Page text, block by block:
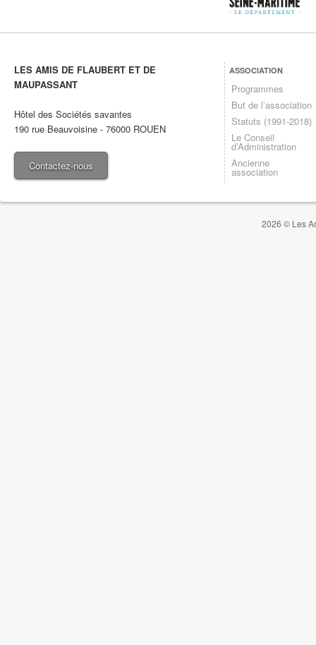
LES AMIS DE FLAUBERT ET DE
MAUPASSANT
Hôtel des Sociétés savantes
190 rue Beauvoisine - 76000 ROUEN
Contactez-nous
ASSOCIATION
Programmes
But de l’association
Statuts (1991-2018)
Le Conseil
d’Administration
Ancienne
association
2026 © Les